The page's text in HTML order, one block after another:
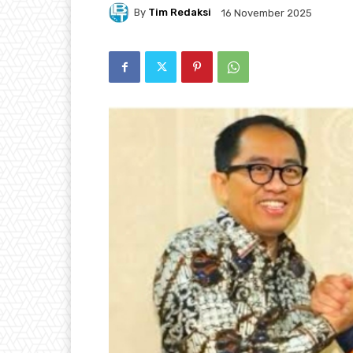
By Tim Redaksi 16 November 2025